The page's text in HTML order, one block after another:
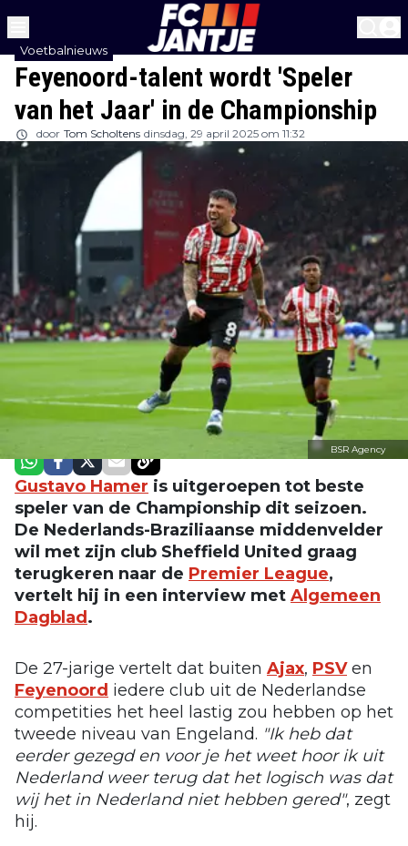
Feyenoord-talent wordt 'Speler
van het Jaar' in de Championship
Voetbalnieuws
door Tom Scholtens dinsdag, 29 april 2025 om 11:32
BSR Agency
Gustavo Hamer is uitgeroepen tot beste
speler van de Championship dit seizoen.
De Nederlands-Braziliaanse middenvelder
wil met zijn club Sheffield United graag
terugkeren naar de Premier League,
vertelt hij in een interview met Algemeen
Dagblad.
De 27-jarige vertelt dat buiten Ajax, PSVen
Feyenoord iedere club uit de Nederlandse
competities het heel lastig zou hebben op het
tweede niveau van Engeland. "Ik heb dat
eerder gezegd en voor je het weet hoor ik uit
Nederland weer terug dat het logisch was dat
wij het in Nederland niet hebben gered", zegt
hij.